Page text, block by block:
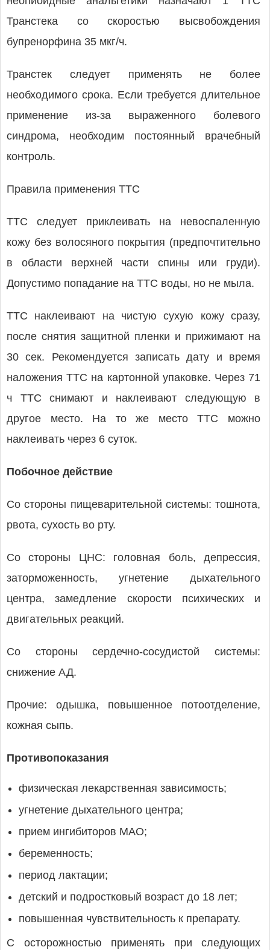
Транстека со скоростью высвобождения
бупренорфина 35 мкг/ч.
Транстек следует применять не более
необходимого срока. Если требуется длительное
применение из-за выраженного болевого
синдрома, необходим постоянный врачебный
контроль.
Правила применения ТТС
ТTC следует приклеивать на невоспаленную
кожу без волосяного покрытия (предпочтительно
в области верхней части спины или груди).
Допустимо попадание на ТТС воды, но не мыла.
ТТС наклеивают на чистую сухую кожу сразу,
после снятия защитной пленки и прижимают на
30 сек. Рекомендуется записать дату и время
наложения ТТС на картонной упаковке. Через 71
ч ТТС снимают и наклеивают следующую в
другое место. На то же место ТТС можно
наклеивать через 6 суток.
Побочное действие
Со стороны пищеварительной системы: тошнота,
рвота, сухость во рту.
Со стороны ЦНС: головная боль, депрессия,
заторможенность, угнетение дыхательного
центра, замедление скорости психических и
двигательных реакций.
Со стороны сердечно-сосудистой системы:
снижение АД.
Прочие: одышка, повышенное потоотделение,
кожная сыпь.
Противопоказания
физическая лекарственная зависимость;
угнетение дыхательного центра;
прием ингибиторов МАО;
беременность;
период лактации;
детский и подростковый возраст до 18 лет;
повышенная чувствительность к препарату.
С осторожностью применять при следующих